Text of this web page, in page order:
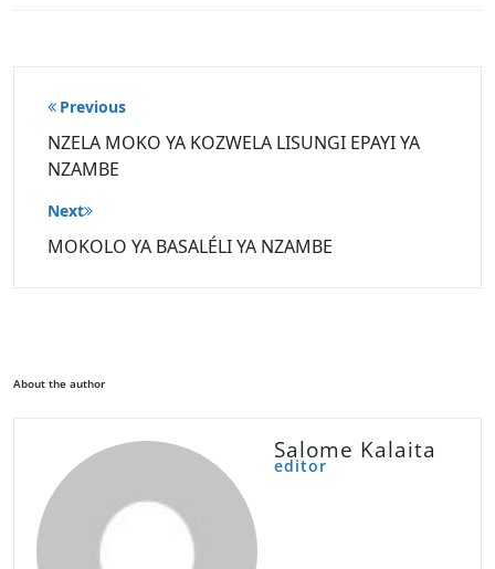
Post
navigation
Previous
NZELA MOKO YA KOZWELA LISUNGI EPAYI YA
NZAMBE
Next
MOKOLO YA BASALÉLI YA NZAMBE
About the author
Salome Kalaita
editor